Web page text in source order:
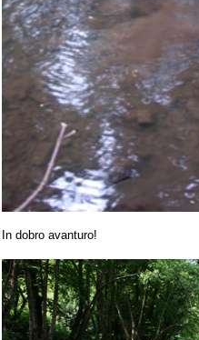
In dobro avanturo!